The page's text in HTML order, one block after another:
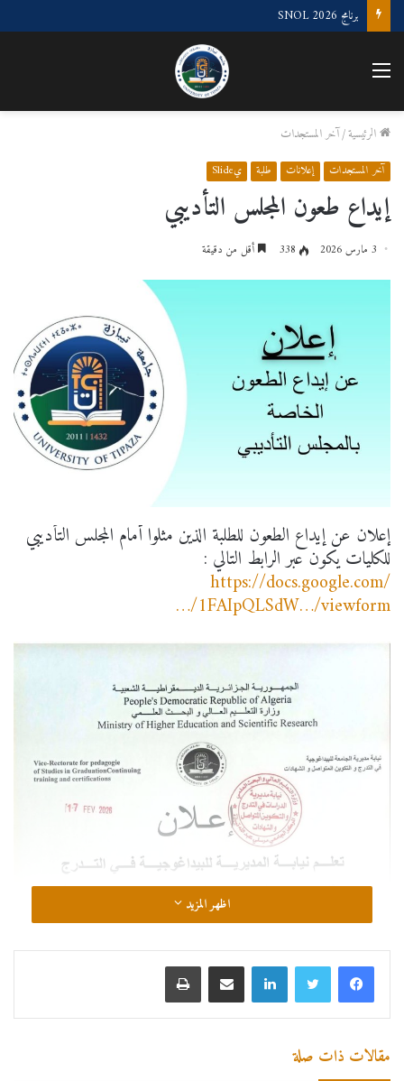
برنامج SNOL 2026
القائمة
الرئيسية/آخر المستجدات
آخر المستجدات إعلانات طلبة يSlide
إيداع طعون المجلس التأديبي
3 مارس 2026 338 أقل من دقيقة
إعلان عن إيداع الطعون للطلبة الذين مثلوا أمام المجلس التأديبي
للكليات يكون عبر الرابط التالي :
https://docs.google.com/
…/1FAIpQLSdW…/viewform
اظهر المزيد
لينكدإن مشاركة عبر البريد طباعة
مقالات ذات صلة